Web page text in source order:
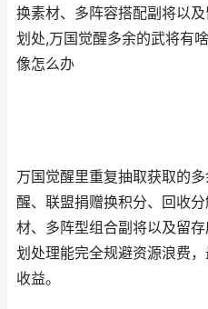
换素材、多阵容搭配副将以
划处,万国觉醒多余的武将有
像怎么办
万国觉醒里重复抽取获取的
醒、联盟捐赠换积分、回收
材、多阵型组合副将以及留
划处理能完全规避资源浪费
收益。